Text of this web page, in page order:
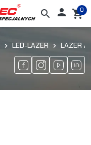
search  shopping_cart
0
LED-LAZER LAZER